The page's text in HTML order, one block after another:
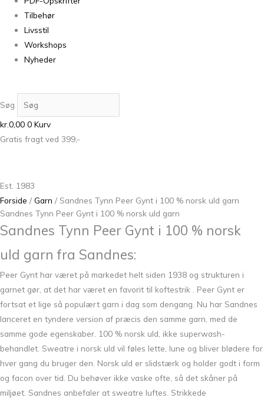
Tilbehør
Livsstil
Workshops
Nyheder
Søg
kr.0,00 0 Kurv
Gratis fragt ved 399,-
Est. 1983
Forside / Garn / Sandnes Tynn Peer Gynt i 100 % norsk uld garn
Sandnes Tynn Peer Gynt i 100 % norsk uld garn
Sandnes Tynn Peer Gynt i 100 % norsk
uld garn fra Sandnes:
Peer Gynt har været på markedet helt siden 1938 og strukturen i
garnet gør, at det har været en favorit til koftestrik . Peer Gynt er
fortsat et lige så populært garn i dag som dengang. Nu har Sandnes
lanceret en tyndere version af præcis den samme garn, med de
samme gode egenskaber. 100 % norsk uld, ikke superwash-
behandlet. Sweatre i norsk uld vil føles lette, lune og bliver blødere for
hver gang du bruger den. Norsk uld er slidstærk og holder godt i form
og facon over tid. Du behøver ikke vaske ofte, så det skåner på
miljøet. Sandnes anbefaler at sweatre luftes. Strikkede